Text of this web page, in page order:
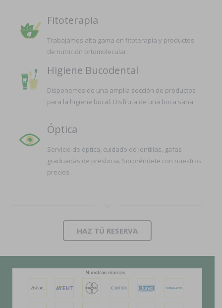
Fitoterapia
Trabajamos alta gama en fitoterapia y productos
de nutrición ortomolecular.
Higiene Bucodental
Disponemos de una amplia sección de productos
para la higiene bucal. Disfruta de una boca sana.
Óptica
Servicio de óptica, cuidado de lentillas, gafas
graduadas de presbicia. Sorpréndete con nuestros
precios.
HAZ TÚ RESERVA